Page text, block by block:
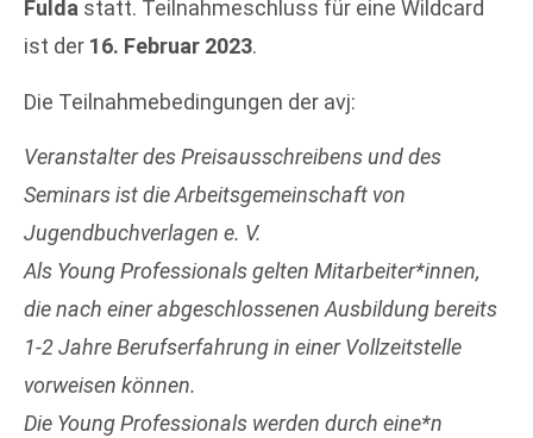
Fulda statt. Teilnahmeschluss für eine Wildcard
ist der 16. Februar 2023.
Die Teilnahmebedingungen der avj:
Veranstalter des Preisausschreibens und des
Seminars ist die Arbeitsgemeinschaft von
Jugendbuchverlagen e. V.
Als Young Professionals gelten Mitarbeiter*innen,
die nach einer abgeschlossenen Ausbildung bereits
1-2 Jahre Berufserfahrung in einer Vollzeitstelle
vorweisen können.
Die Young Professionals werden durch eine*n